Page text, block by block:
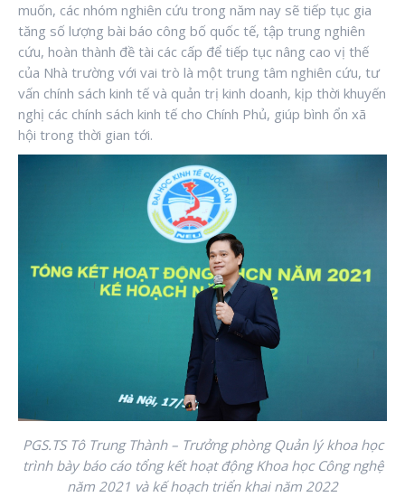
muốn, các nhóm nghiên cứu trong năm nay sẽ tiếp tục gia
tăng số lượng bài báo công bố quốc tế, tập trung nghiên
cứu, hoàn thành đề tài các cấp để tiếp tục nâng cao vị thế
của Nhà trường với vai trò là một trung tâm nghiên cứu, tư
vấn chính sách kinh tế và quản trị kinh doanh, kịp thời khuyến
nghị các chính sách kinh tế cho Chính Phủ, giúp bình ổn xã
hội trong thời gian tới.
PGS.TS Tô Trung Thành – Trưởng phòng Quản lý khoa học
trình bày báo cáo tổng kết hoạt động Khoa học Công nghệ
năm 2021 và kế hoạch triển khai năm 2022